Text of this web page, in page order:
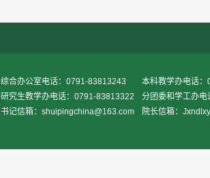
综合办公室电话：0791-83813243
本科教学办电话
研究生教学办电话：0791-83813322
分团委和学工办
书记信箱：shuipingchina@163.com
院长信箱：